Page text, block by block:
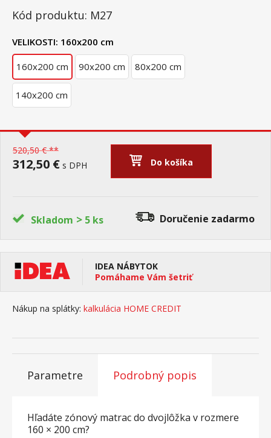
Kód produktu: M27
VELIKOSTI: 160x200 cm
160x200 cm 90x200 cm 80x200 cm
140x200 cm
520,50 € **
312,50 € s DPH Do košíka
Skladom > 5 ks Doručenie zadarmo
IDEA NÁBYTOK
Pomáhame Vám šetriť
Nákup na splátky: kalkulácia HOME CREDIT
Parametre Podrobný popis
Hľadáte zónový matrac do dvojlôžka v rozmere
160 × 200 cm?